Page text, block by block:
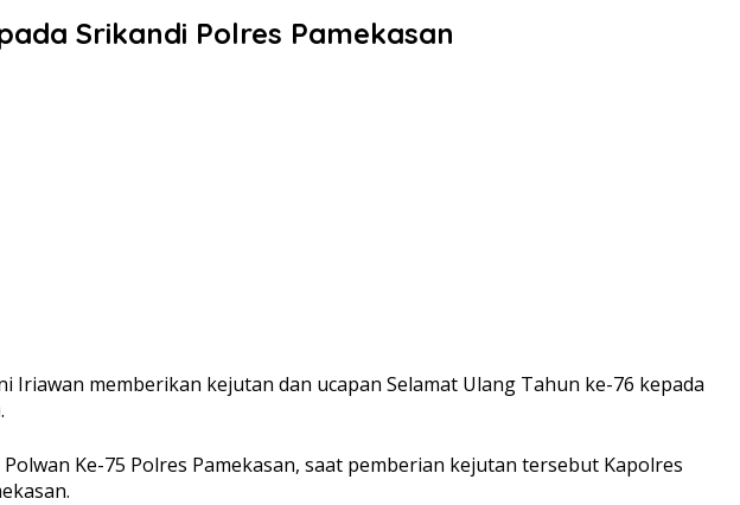
Srikandi Polres Pamekasan
Iriawan memberikan kejutan dan ucapan Selamat Ulang Tahun ke-76 kepada
Ke-75 Polres Pamekasan, saat pemberian kejutan tersebut Kapolres